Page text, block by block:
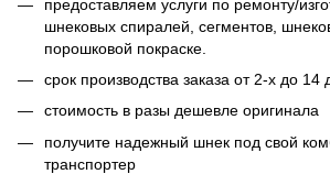
предоставляем услуги по ремонту/
шнековых спиралей, сегментов,
порошковой покраске.
срок производства заказа от 2-х до 14
стоимость в разы дешевле оригинала
получите надежный шнек под свой
транспортер